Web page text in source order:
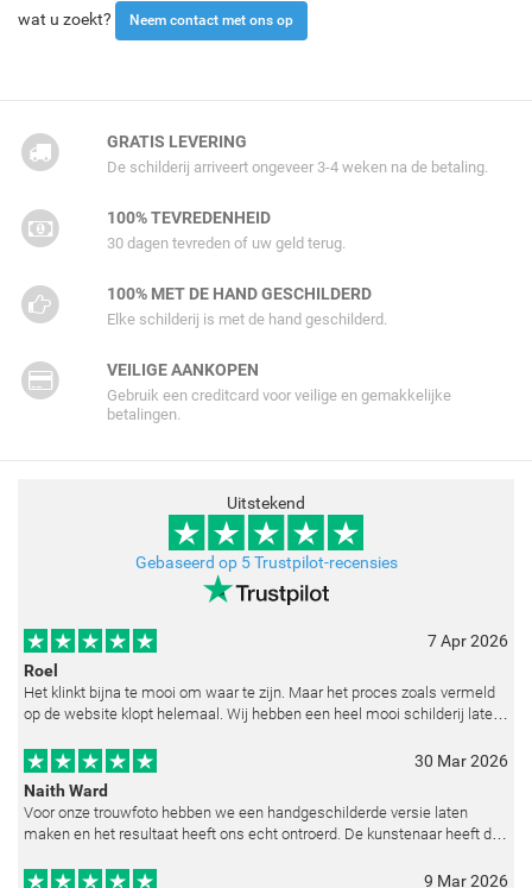
wat u zoekt?
Neem contact met ons op
GRATIS LEVERING
De schilderij arriveert ongeveer 3-4 weken na de betaling.
100% TEVREDENHEID
30 dagen tevreden of uw geld terug.
100% MET DE HAND GESCHILDERD
Elke schilderij is met de hand geschilderd.
VEILIGE AANKOPEN
Gebruik een creditcard voor veilige en gemakkelijke
betalingen.
Uitstekend
Gebaseerd op 5 Trustpilot-recensies
7 Apr 2026
Roel
Het klinkt bijna te mooi om waar te zijn. Maar het proces zoals vermeld
op de website klopt helemaal. Wij hebben een heel mooi schilderij laten
30 Mar 2026
Naith Ward
Voor onze trouwfoto hebben we een handgeschilderde versie laten
maken en het resultaat heeft ons echt ontroerd. De kunstenaar heeft de
9 Mar 2026